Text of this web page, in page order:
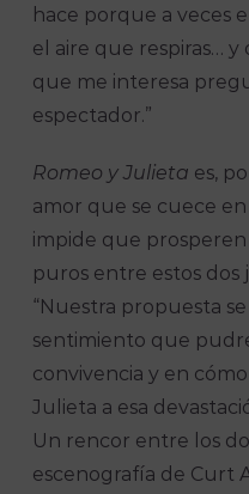
hace porque a veces
el aire que respiras… y
que me interesa
espectador.”
Romeo y Julieta es,
amor que se cuece
impide que
puros entre estos dos
“Nuestra propuesta
sentimiento que
convivencia y en
Julieta a esa
Un rencor entre los
escenografía de Curt